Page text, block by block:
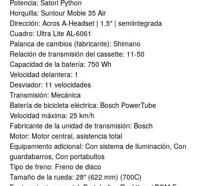
Potencia: Satori Python
Horquilla: Suntour Mobie 35 Air
Dirección: Acros A-Headset | 1.5″ | semiintegrada
Cuadro: Ultra Lite AL-6061
Palanca de cambios (fabricante): Shimano
Relación de transmisión del cassette: 11-50
Capacidad de la batería: 750 Wh
Velocidad delantera: 1
Desviador: 11 velocidades
Transmisión: Mecánica
Batería de bicicleta eléctrica: Bosch PowerTube
Velocidad máxima: 25 km/h
Fabricante de la unidad de transmisión: Bosch
Motor: Motor central, asistencia total
Equipamiento adicional: Con sistema de iluminación, Con
guardabarros, Con portabultos
Tipo de freno: Freno de disco
Tamaño de la rueda: 28″ (622 mm) (700C)